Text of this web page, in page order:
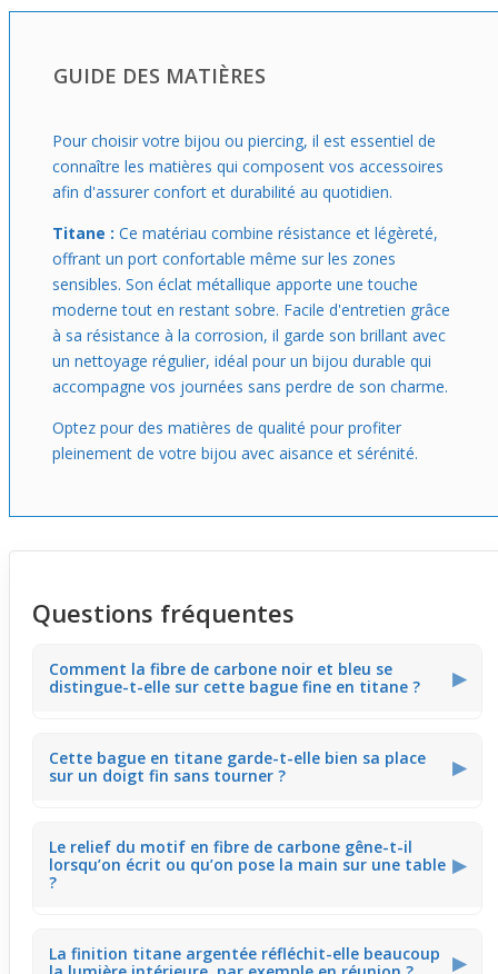
accessoire discret mais contemporain. Elle se glisse sans
sans contrainte. C’est un bon choix si tu cherches un bijou
qui mise sur la simplicité avec une petite touche
GUIDE DES MATIÈRES
Pour choisir votre bijou ou piercing, il est essentiel de
connaître les matières qui composent vos accessoires
afin d'assurer confort et durabilité au quotidien.
Titane : Ce matériau combine résistance et légèreté,
offrant un port confortable même sur les zones
sensibles. Son éclat métallique apporte une touche
moderne tout en restant sobre. Facile d'entretien grâce
à sa résistance à la corrosion, il garde son brillant avec
un nettoyage régulier, idéal pour un bijou durable qui
accompagne vos journées sans perdre de son charme.
Optez pour des matières de qualité pour profiter
pleinement de votre bijou avec aisance et sérénité.
Questions fréquentes
Comment la fibre de carbone noir et bleu se
distingue-t-elle sur cette bague fine en titane ?
▶
subtilement la lumière, créant un léger reflet bleu qui
contraste avec la base argentée. Ce détail apporte une
Cette bague en titane garde-t-elle bien sa place
sur un doigt fin sans tourner ?
▶
stable sur un doigt fin sans glisser facilement. Vous
pouvez la porter même en tapant sur un clavier ou en
utilisant un téléphone sans qu’elle se déplace.
Le relief du motif en fibre de carbone gêne-t-il
lorsqu’on écrit ou qu’on pose la main sur une table
?
▶
bague, ce qui évite toute gêne au contact. Cette sobriété
La finition titane argentée réfléchit-elle beaucoup
▶